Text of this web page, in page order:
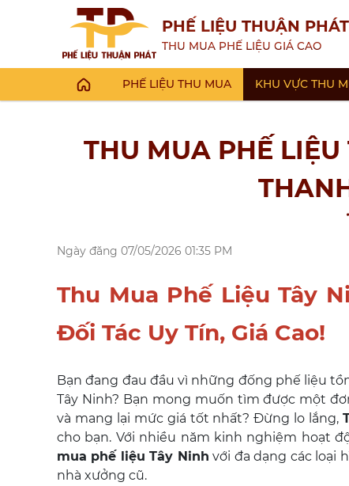
PHẾ LIỆU THUẬN PHÁT
THU MUA PHẾ LIỆU GIÁ CAO
PHẾ LIỆU THU MUA KHU VỰC THU
THU MUA PHẾ
Ngày đăng 07/05/2026 01:35 PM
Thu Mua Phế Liệu Tây
Đối Tác Uy Tín, Giá Cao!
Bạn đang đau đầu vì những đống phế liệu
Tây Ninh? Bạn mong muốn tìm được một
và mang lại mức giá tốt nhất? Đừng lo lắng,
cho bạn. Với nhiều năm kinh nghiệm hoạt
mua phế liệu Tây Ninh với đa dạng các loại
nhà xưởng cũ.